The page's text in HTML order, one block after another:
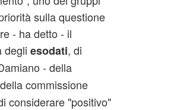
sulla questione
- ha detto - il
degli esodati, di
- della
commissione
considerare "positivo"